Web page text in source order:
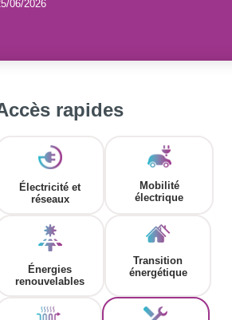
06/2026
rapides
Électricité et
réseaux
Mobilité
électrique
Énergies
renouvelables
Transition
énergétique